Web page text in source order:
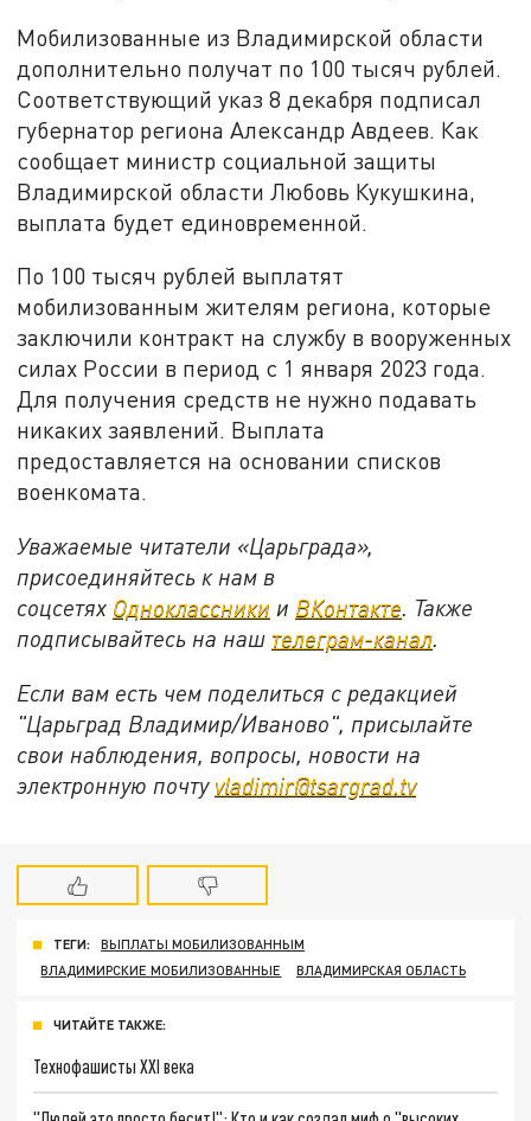
Мобилизованные из Владимирской области
дополнительно получат по 100 тысяч рублей.
Соответствующий указ 8 декабря подписал
губернатор региона Александр Авдеев. Как
сообщает министр социальной защиты
Владимирской области Любовь Кукушкина,
выплата будет единовременной.
По 100 тысяч рублей выплатят
мобилизованным жителям региона, которые
заключили контракт на службу в вооруженных
силах России в период с 1 января 2023 года.
Для получения средств не нужно подавать
никаких заявлений. Выплата
предоставляется на основании списков
военкомата.
Уважаемые читатели «Царьграда»,
присоединяйтесь к нам в
соцсетях Одноклассники и ВКонтакте. Также
подписывайтесь на наш телеграм-канал.
Если вам есть чем поделиться с редакцией
"Царьград Владимир/Иваново", присылайте
свои наблюдения, вопросы, новости на
электронную почту vladimir@tsargrad.tv
ТЕГИ:
ВЫПЛАТЫ МОБИЛИЗОВАННЫМ
ВЛАДИМИРСКИЕ МОБИЛИЗОВАННЫЕ
ВЛАДИМИРСКАЯ ОБЛАСТЬ
ЧИТАЙТЕ ТАКЖЕ:
Технофашисты XXI века